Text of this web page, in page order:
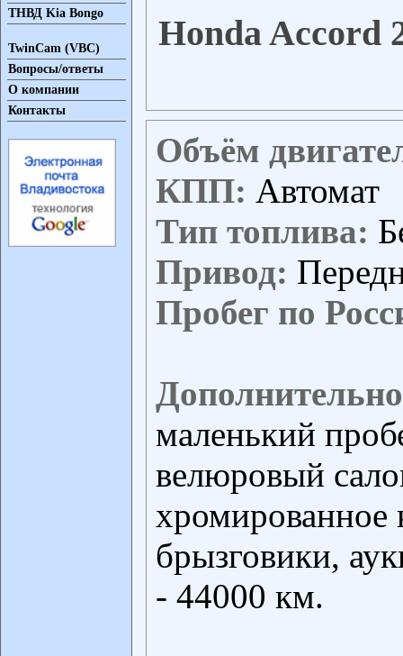
ТНВД Kia Bongo
TwinCam (VBC)
Вопросы/ответы
О компании
Контакты
Honda Accord
Объём
КПП: Автомат
Тип топлива:
Привод:
Пробег по
маленький
велюровый
хромированное
брызговики,
- 44000 км.